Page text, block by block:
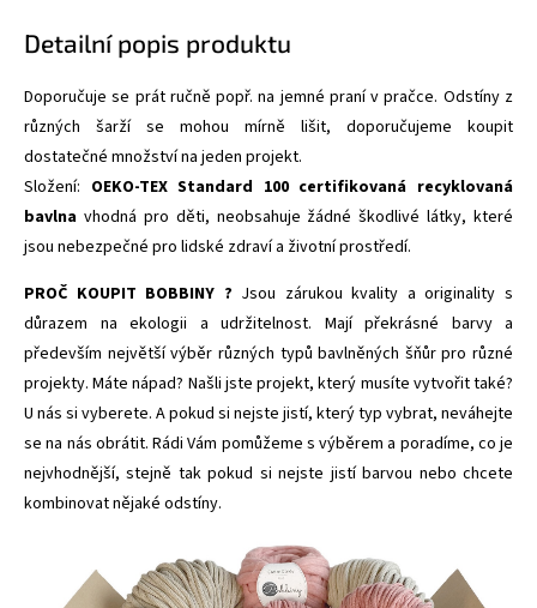
Detailní popis produktu
Doporučuje se prát ručně popř. na jemné praní v pračce. Odstíny z
různých šarží se mohou mírně lišit, doporučujeme koupit
dostatečné množství na jeden projekt.
Složení: OEKO-TEX Standard 100 certifikovaná recyklovaná
bavlna vhodná pro děti, neobsahuje žádné škodlivé látky, které
jsou nebezpečné pro lidské zdraví a životní prostředí.
PROČ KOUPIT BOBBINY ? Jsou zárukou kvality a originality s
důrazem na ekologii a udržitelnost. Mají překrásné barvy a
především největší výběr různých typů bavlněných šňůr pro různé
projekty. Máte nápad? Našli jste projekt, který musíte vytvořit také?
U nás si vyberete. A pokud si nejste jistí, který typ vybrat, neváhejte
se na nás obrátit. Rádi Vám pomůžeme s výběrem a poradíme, co je
nejvhodnější, stejně tak pokud si nejste jistí barvou nebo chcete
kombinovat nějaké odstíny.